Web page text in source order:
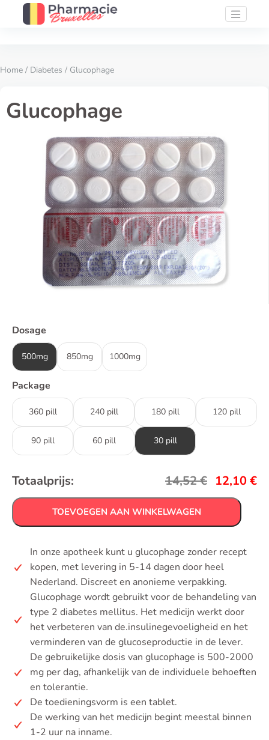
Home / Diabetes / Glucophage
Glucophage
Dosage
500mg 850mg 1000mg
Package
360 pill 240 pill 180 pill 120 pill
90 pill 60 pill 30 pill
Totaalprijs: 14,52€ 12,10€
TOEVOEGEN AAN WINKELWAGEN
In onze apotheek kunt u glucophage zonder recept
kopen, met levering in 5-14 dagen door heel
Nederland. Discreet en anonieme verpakking.
Glucophage wordt gebruikt voor de behandeling van
type 2 diabetes mellitus. Het medicijn werkt door
het verbeteren van de.insulinegevoeligheid en het
verminderen van de glucoseproductie in de lever.
De gebruikelijke dosis van glucophage is 500-2000
mg per dag, afhankelijk van de individuele behoeften
en tolerantie.
De toedieningsvorm is een tablet.
De werking van het medicijn begint meestal binnen
1-2 uur na inname.